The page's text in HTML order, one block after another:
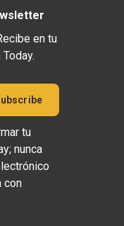
en tu
tu
nunca
con